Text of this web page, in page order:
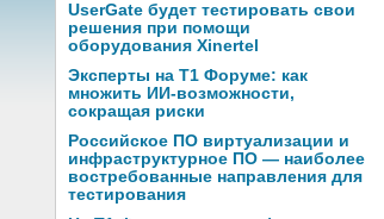
UserGate будет тестировать свои
решения при помощи
оборудования Xinertel
Эксперты на Т1 Форуме: как
множить ИИ-возможности,
сокращая риски
Российское ПО виртуализации и
инфраструктурное ПО — наиболее
востребованные направления для
тестирования